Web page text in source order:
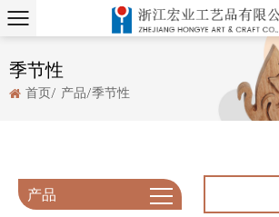
季节性
首页/ 产品/季节性
产品